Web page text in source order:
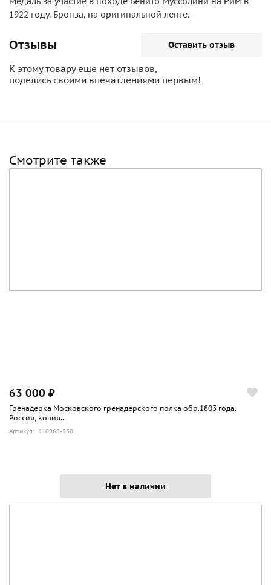
1922 году. Бронза, на оригинальной ленте.
Отзывы Оставить отзыв
К этому товару еще нет отзывов,
поделись своими впечатлениями первым!
Смотрите также
63 000 ₽
Гренадерка Московского гренадерского полка обр.1803 года.
Россия, копия...
Артикул: 110968-530
Нет в наличии